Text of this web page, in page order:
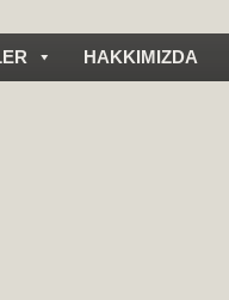
HAKKIMIZDA